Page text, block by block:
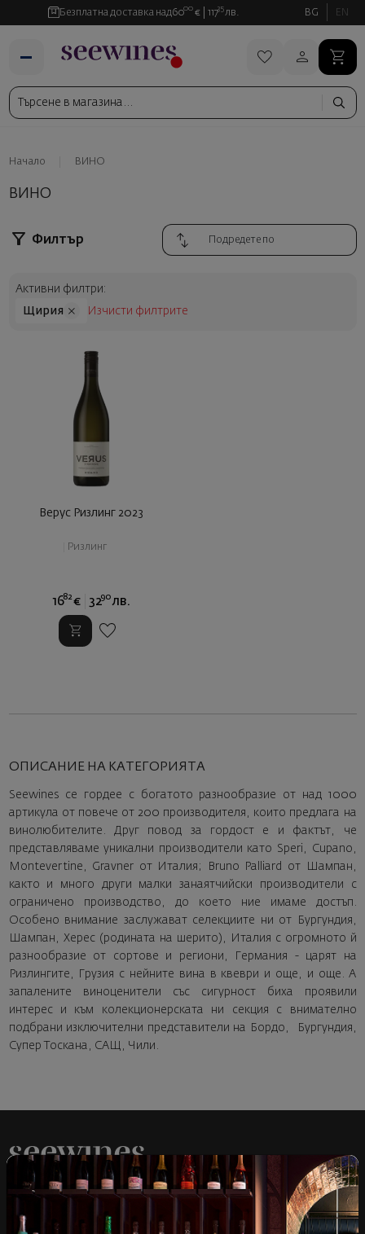
Безплатна доставка над6000 € 11735 лв. BG EN
Начало ВИНО
ВИНО
Филтър
Активни филтри:
Щирия
Изчисти филтрите
Верус Ризлинг 2023
Ризлинг
1682 € 3290 лв.
ОПИСАНИЕ НА КАТЕГОРИЯТА
Seewines се гордее с богатото разнообразие от над 1000
артикула от повече от 200 производителя, които предлага на
винолюбителите. Друг повод за гордост е и фактът, че
представляваме уникални производители като Speri, Cupano,
Montevertine, Gravner от Италия; Bruno Palliard от Шампан,
както и много други малки занаятчийски производители с
ограничено производство, до което ние имаме достъп.
Особено внимание заслужават селекциите ни от Бургундия,
Шампан, Херес (родината на шерито), Италия с огромното й
разнообразие от сортове и региони, Германия - царят на
Ризлингите, Грузия с нейните вина в квеври и още, и още. А
запалените виноценители със сигурност биха проявили
интерес и към колекционерската ни секция с внимателно
подбрани изключителни представители на Бордо, Бургундия,
Супер Тоскана, САЩ, Чили.